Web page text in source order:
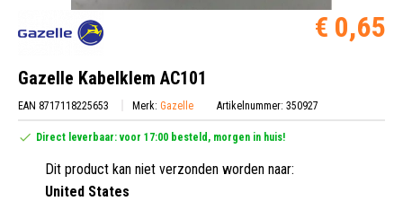
€ 0,65
Gazelle Kabelklem AC101
EAN 8717118225653 Merk: Gazelle Artikelnummer: 350927
Direct leverbaar: voor 17:00 besteld, morgen in huis!
Dit product kan niet verzonden worden naar:
United States